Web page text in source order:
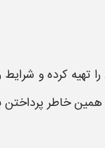
تهیه کرده و
همین خاطر